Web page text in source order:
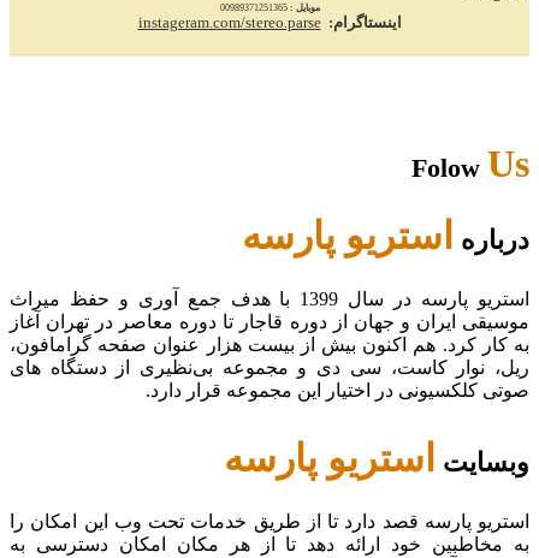
موبایل :00989371251365
اینستاگرام: instageram.com/stereo.parse
FolowUs
درباره استریو پارسه
استریو پارسه در سال 1399 با هدف جمع آوری و حفظ میراث
موسیقی ایران و جهان از دوره قاجار تا دوره معاصر در تهران آغاز
به کار کرد. هم اکنون بیش از بیست هزار عنوان صفحه گرامافون،
ریل، نوار کاست، سی دی و مجموعه بی‌نظیری از دستگاه های
صوتی کلکسیونی در اختیار این مجموعه قرار دارد.
وبسایت استریو پارسه
استریو پارسه قصد دارد تا از طریق خدمات تحت وب این امکان را
به مخاطبین خود ارائه دهد تا از هر مکان امکان دسترسی به